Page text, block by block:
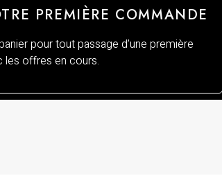
PREMIÈRE COMMANDE
pour tout passage d’une première
les offres en cours.